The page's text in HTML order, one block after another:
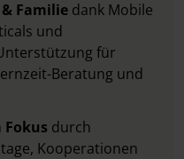
Familie dank Mobile
und
für
Beratung und
Fokus durch
Kooperationen